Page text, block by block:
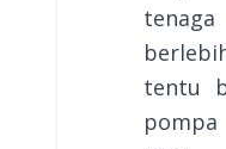
tentu